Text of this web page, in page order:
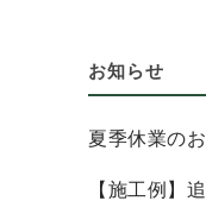
お知らせ
夏季休業の
【施工例】